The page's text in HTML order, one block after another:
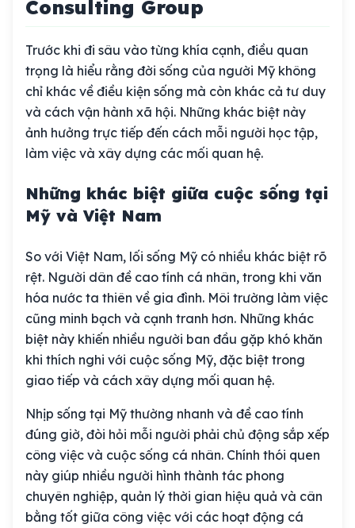
Consulting Group
Trước khi đi sâu vào từng khía cạnh, điều quan
trọng là hiểu rằng đời sống của người Mỹ không
chỉ khác về điều kiện sống mà còn khác cả tư duy
và cách vận hành xã hội. Những khác biệt này
ảnh hưởng trực tiếp đến cách mỗi người học tập,
làm việc và xây dựng các mối quan hệ.
Những khác biệt giữa cuộc sống tại
Mỹ và Việt Nam
So với Việt Nam, lối sống Mỹ có nhiều khác biệt rõ
rệt. Người dân đề cao tính cá nhân, trong khi văn
hóa nước ta thiên về gia đình. Môi trường làm việc
cũng minh bạch và cạnh tranh hơn. Những khác
biệt này khiến nhiều người ban đầu gặp khó khăn
khi thích nghi với cuộc sống Mỹ, đặc biệt trong
giao tiếp và cách xây dựng mối quan hệ.
Nhịp sống tại Mỹ thường nhanh và đề cao tính
đúng giờ, đòi hỏi mỗi người phải chủ động sắp xếp
công việc và cuộc sống cá nhân. Chính thói quen
này giúp nhiều người hình thành tác phong
chuyên nghiệp, quản lý thời gian hiệu quả và cân
bằng tốt giữa công việc với các hoạt động cá